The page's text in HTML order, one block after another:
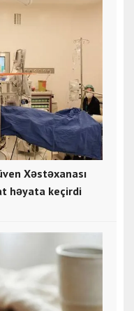
Xəstəxanası
həyata keçirdi